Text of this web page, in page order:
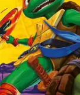
Leodardo,
Lähde mukaan
kilpikonna
vauhdikkaita
ratkomaan erilaisia
Cowabunga!